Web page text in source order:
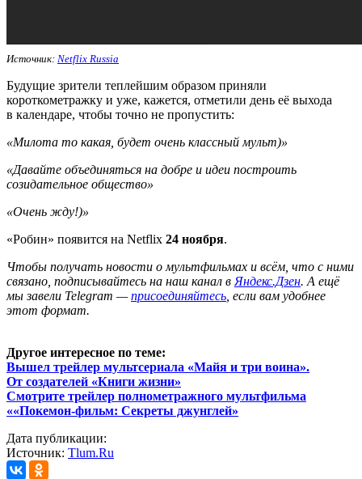
Источник: Netflix Russia
Будущие зрители теплейшим образом приняли
короткометражку и уже, кажется, отметили день её выхода
в календаре, чтобы точно не пропустить:
«Милота то какая, будет очень классный мульт)»
«Давайте объединяться на добре и идеи построить
созидательное общество»
«Очень жду!)»
«Робин» появится на Netflix 24 ноября.
Чтобы получать новости о мультфильмах и всём, что с ними
связано, подписывайтесь на наш канал в Яндекс.Дзен. А ещё
мы завели Telegram — присоединяйтесь, если вам удобнее
этот формат.
Другое интересное по теме:
Вышел трейлер мультсериала «Майя и три воина».
От создателей «Книги жизни»
Смотрите трейлер полнометражного мультфильма
««Покемон-фильм: Секреты джунглей»
Дата публикации:
Источник: Tlum.Ru